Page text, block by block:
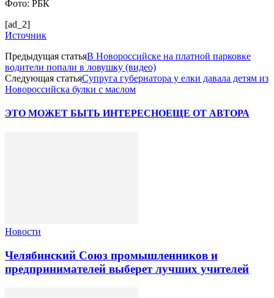
Фото: РБК
[ad_2]
Источник
Предыдущая статьяВ Новороссийске на платной парковке
водители попали в ловушку (видео)
Следующая статьяСупруга губернатора у елки давала детям из
Новороссийска булки с маслом
ЭТО МОЖЕТ БЫТЬ ИНТЕРЕСНОЕЩЕ ОТ АВТОРА
Новости
Челябинский Союз промышленников и
предпринимателей выберет лучших учителей